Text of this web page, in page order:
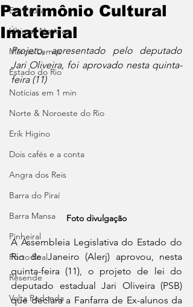
Em Pauta
Últimas Notícias
Márcio Lemos
Estado do Rio
Notícias em 1 min
Norte & Noroeste do Rio
Erik Higino
Dois cafés e a conta
Angra dos Reis
Barra do Piraí
Barra Mansa
Pinheiral
Porto Real
Resende
Volta Redonda
Patrimônio Cultural
Imaterial
Projeto, apresentado pelo deputado
Jari Oliveira, foi aprovado nesta quinta-
feira (11)
Foto divulgação
A Assembleia Legislativa do Estado do
Rio de Janeiro (Alerj) aprovou, nesta
quinta-feira (11), o projeto de lei do
deputado estadual Jari Oliveira (PSB)
que declara a Fanfarra de Ex-alunos da